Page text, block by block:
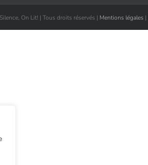
On Lit! | Tous droits réservés | Mentions légales |